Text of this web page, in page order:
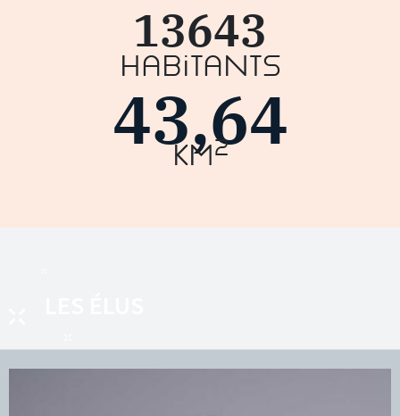
13643
Habitants
43,64
km2